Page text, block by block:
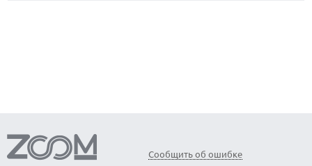
Сообщить об ошибке